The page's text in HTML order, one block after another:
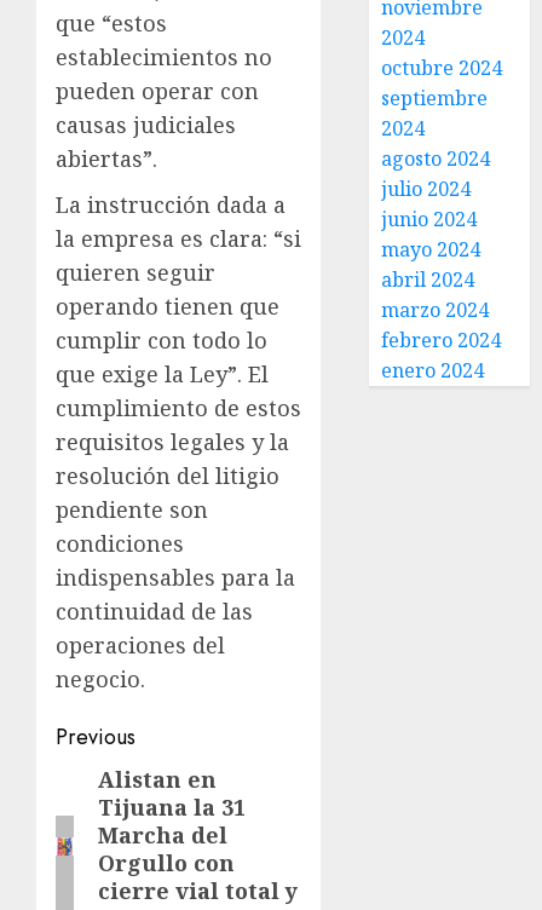
que “estos
establecimientos no
pueden operar con
causas judiciales
abiertas”.
La instrucción dada a
la empresa es clara: “si
quieren seguir
operando tienen que
cumplir con todo lo
que exige la Ley”. El
cumplimiento de estos
requisitos legales y la
resolución del litigio
pendiente son
condiciones
indispensables para la
continuidad de las
operaciones del
negocio.
Previous
Alistan en
Tijuana la 31
Marcha del
Orgullo con
cierre vial total y
noviembre
2024
octubre 2024
septiembre
2024
agosto 2024
julio 2024
junio 2024
mayo 2024
abril 2024
marzo 2024
febrero 2024
enero 2024